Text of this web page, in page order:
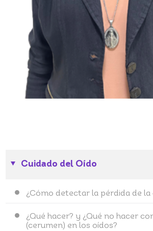
Cuidado del Oído
¿Cómo detectar la pérdida de la
¿Qué hacer? y ¿Qué no hacer
(cerumen) en los oídos?